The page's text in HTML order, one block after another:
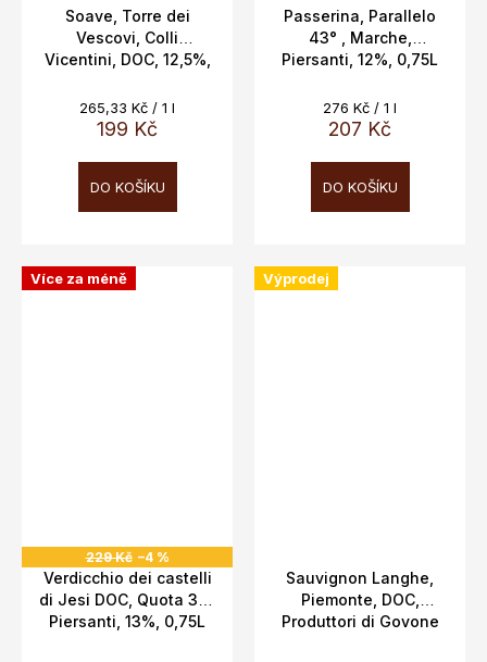
Soave, Torre dei
Vescovi, Colli
Vicentini, DOC, 12,5%,
199 Kč
Měrná
cena:
265,33 Kč / 1 l
DO KOŠÍKU
Passerina, Parallelo
43° , Marche,
Piersanti, 12%, 0,75L
207 Kč
Měrná
cena:
276 Kč / 1 l
DO KOŠÍKU
Více za méně
229 Kč –4 %
Verdicchio dei castelli
di Jesi DOC, Quota 311,
Piersanti, 13%, 0,75L
Výprodej
Sauvignon Langhe,
Piemonte, DOC,
Produttori di Govone